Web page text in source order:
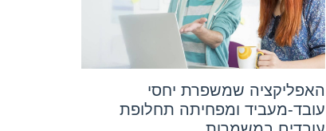
האפליקציה שמשפרת יחסי
עובד-מעביד ומפחיתה תחלופת